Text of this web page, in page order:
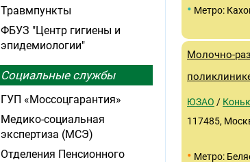
• Метро:
Молочно-
ЮЗАО /
117485,
• Метро:
Травмпункты
ФБУЗ "Центр гигиены и
эпидемиологии"
Социальные службы
ГУП «Моссоцгарантия»
Медико-социальная
экспертиза (МСЭ)
Отделения Пенсионного